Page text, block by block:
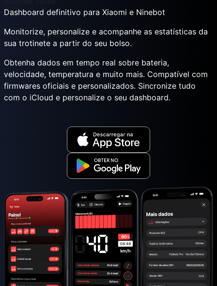
Dashboard definitivo para Xiaomi e Ninebot
Monitorize, personalize e acompanhe as estatísticas da
sua trotinete a partir do seu bolso.
Obtenha dados em tempo real sobre bateria,
velocidade, temperatura e muito mais. Compatível com
firmwares oficiais e personalizados. Sincronize tudo
com o iCloud e personalize o seu dashboard.